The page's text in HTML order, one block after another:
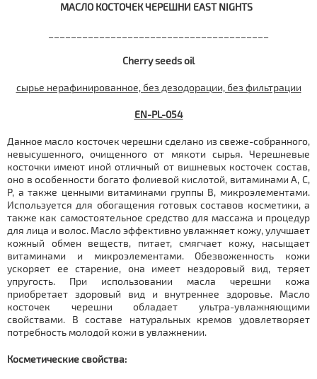
МАСЛО КОСТОЧЕК ЧЕРЕШНИ EAST NIGHTS
Cherry seeds oil
сырье нерафинированное, без дезодорации, без фильтрации
EN-PL-054
Данное масло косточек черешни сделано из свеже-собранного,
невысушенного, очищенного от мякоти сырья. Черешневые
косточки имеют иной отличный от вишневых косточек состав,
оно в особенности богато фолиевой кислотой, витаминами А, С,
Р, а также ценными витаминами группы В, микроэлементами.
Используется для обогащения готовых составов косметики, а
также как самостоятельное средство для массажа и процедур
для лица и волос. Масло эффективно увлажняет кожу, улучшает
кожный обмен веществ, питает, смягчает кожу, насыщает
витаминами и микроэлементами. Обезвоженность кожи
ускоряет ее старение, она имеет нездоровый вид, теряет
упругость. При использовании масла черешни кожа
приобретает здоровый вид и внутреннее здоровье. Масло
косточек черешни обладает ультра-увлажняющими
свойствами. В составе натуральных кремов удовлетворяет
потребность молодой кожи в увлажнении.
Косметические свойства: